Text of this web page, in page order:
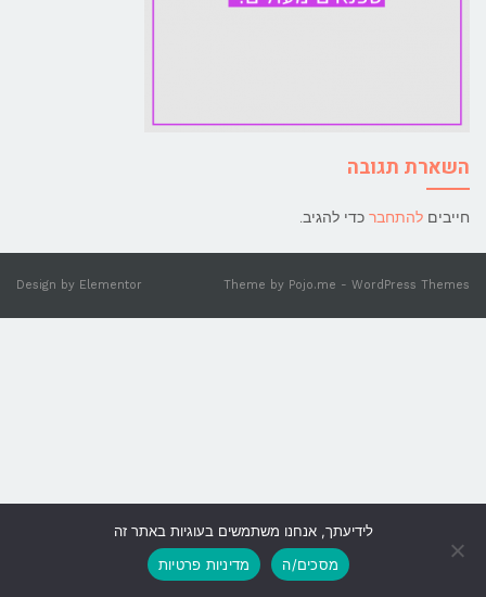
השארת תגובה
חייבים להתחבר כדי להגיב.
Theme by Pojo.me - WordPress Themes
Design by Elementor
גלילה
לראש
לידיעתך, אנחנו משתמשים בעוגיות באתר זה
מסכים/ה
מדיניות פרטיות